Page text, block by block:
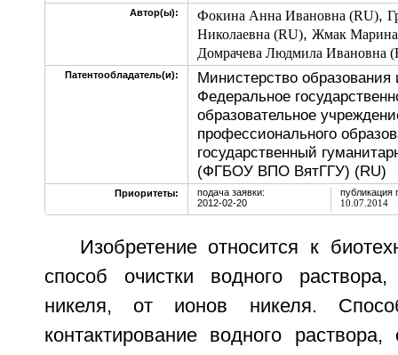
Автор(ы): Фокина Анна Ивановна (RU),
Николаевна (RU), Жмак Марина
Домрачева Людмила Ивановна
Патентообладатель(и):
Министерство образования
Федеральное
образовательное
профессионального
государственный
(ФГБОУ ВПО ВятГГУ) (RU)
Приоритеты:
подача заявки:
2012-02-20
публикация
10.07.2014
Изобретение относится к
способ очистки водного
никеля, от ионов никеля.
контактирование водного